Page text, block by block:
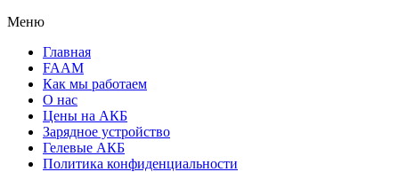
Меню
Главная
FAAM
Как мы работаем
О нас
Цены на АКБ
Зарядное устройство
Гелевые АКБ
Политика конфиденциальности